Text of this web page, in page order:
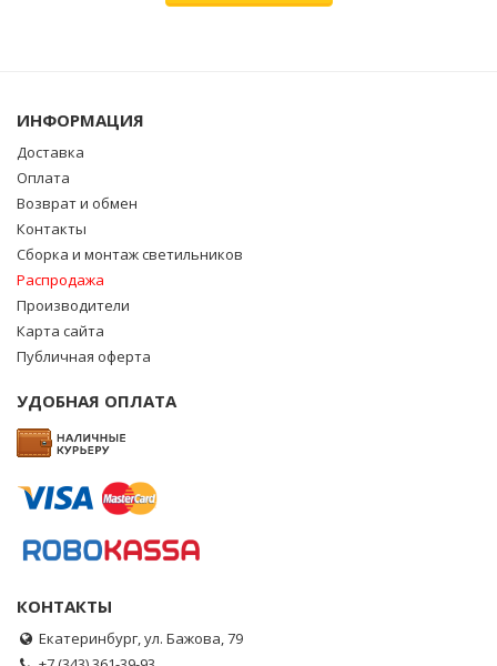
ИНФОРМАЦИЯ
Доставка
Оплата
Возврат и обмен
Контакты
Сборка и монтаж светильников
Распродажа
Производители
Карта сайта
Публичная оферта
УДОБНАЯ ОПЛАТА
КОНТАКТЫ
Екатеринбург, ул. Бажова, 79